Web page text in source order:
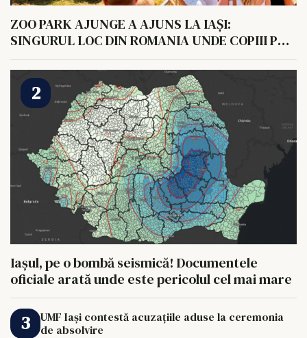
ZOO PARK AJUNGE A AJUNS LA IAȘI:
SINGURUL LOC DIN ROMANIA UNDE COPIII POT
HRANI UN ELEFANT
Iașul, pe o bombă seismică! Documentele
oficiale arată unde este pericolul cel mai mare
UMF Iași contestă acuzațiile aduse la ceremonia
de absolvire